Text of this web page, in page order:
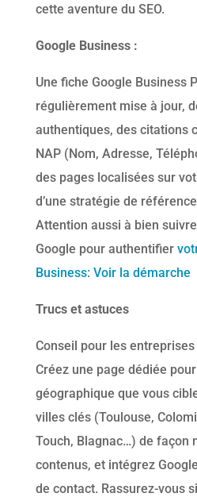
cette aventure du SEO.
Google Business :
Une fiche Google Business
régulièrement mise à jour,
authentiques, des citations
NAP (Nom, Adresse,
des pages localisées sur
d’une stratégie de
Attention aussi à bien
Google pour authentifier
Business: Voir la démarche
Trucs et astuces
Conseil pour les
Créez une page dédiée
géographique que vous
villes clés (Toulouse,
Touch, Blagnac…) de façon
contenus, et intégrez
de contact. Rassurez-vous